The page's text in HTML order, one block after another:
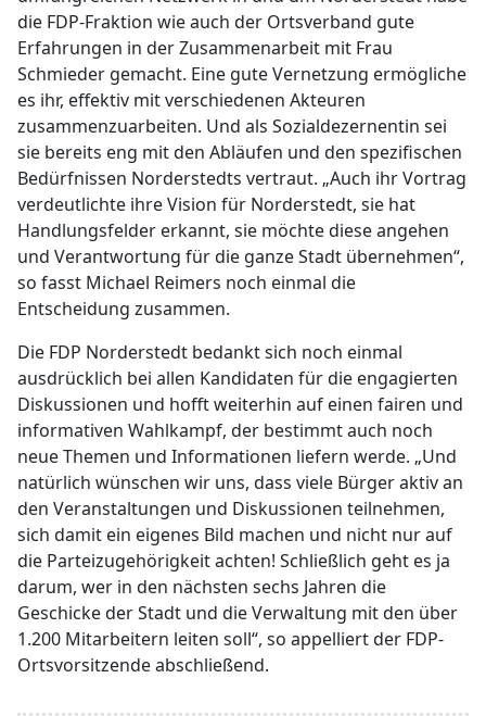
die FDP-Fraktion wie auch der Ortsverband gute
Erfahrungen in der Zusammenarbeit mit Frau
Schmieder gemacht. Eine gute Vernetzung ermögliche
es ihr, effektiv mit verschiedenen Akteuren
zusammenzuarbeiten. Und als Sozialdezernentin sei
sie bereits eng mit den Abläufen und den spezifischen
Bedürfnissen Norderstedts vertraut. „Auch ihr Vortrag
verdeutlichte ihre Vision für Norderstedt, sie hat
Handlungsfelder erkannt, sie möchte diese angehen
und Verantwortung für die ganze Stadt übernehmen“,
so fasst Michael Reimers noch einmal die
Entscheidung zusammen.
Die FDP Norderstedt bedankt sich noch einmal
ausdrücklich bei allen Kandidaten für die engagierten
Diskussionen und hofft weiterhin auf einen fairen und
informativen Wahlkampf, der bestimmt auch noch
neue Themen und Informationen liefern werde. „Und
natürlich wünschen wir uns, dass viele Bürger aktiv an
den Veranstaltungen und Diskussionen teilnehmen,
sich damit ein eigenes Bild machen und nicht nur auf
die Parteizugehörigkeit achten! Schließlich geht es ja
darum, wer in den nächsten sechs Jahren die
Geschicke der Stadt und die Verwaltung mit den über
1.200 Mitarbeitern leiten soll“, so appelliert der FDP-
Ortsvorsitzende abschließend.